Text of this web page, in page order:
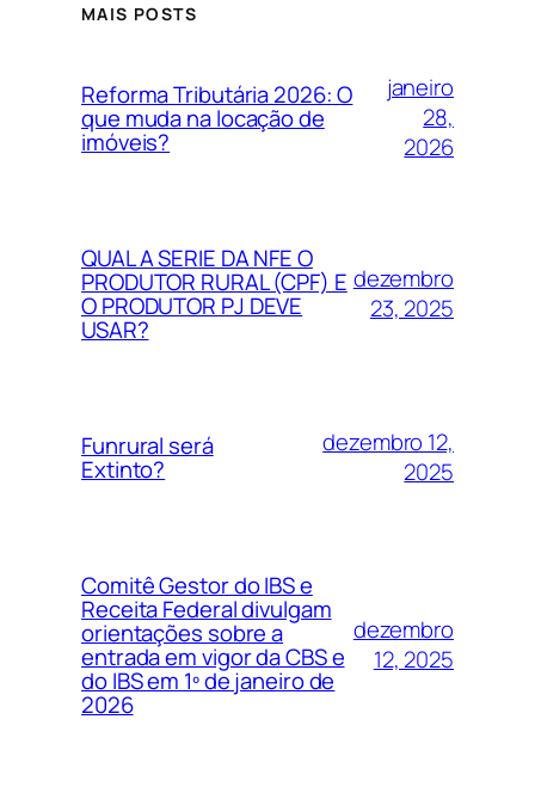
MAIS POSTS
Reforma Tributária 2026: O
que muda na locação de
imóveis?
janeiro
28,
2026
QUAL A SERIE DA NFE O
PRODUTOR RURAL (CPF) E
O PRODUTOR PJ DEVE
USAR?
dezembro
23, 2025
Funrural será
Extinto?
dezembro 12,
2025
Comitê Gestor do IBS e
Receita Federal divulgam
orientações sobre a
entrada em vigor da CBS e
do IBS em 1º de janeiro de
2026
dezembro
12, 2025